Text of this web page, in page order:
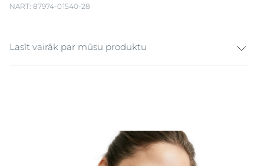
NART: 87974-01540-28
Lasīt vairāk par mūsu produktu
Repair PLUS ķermeņa krēms ar 5%
urea satur urea, keramīdus un citus dabīgos
mitrinošos faktorus (NMF). Ir klīniski pierādīts, ka